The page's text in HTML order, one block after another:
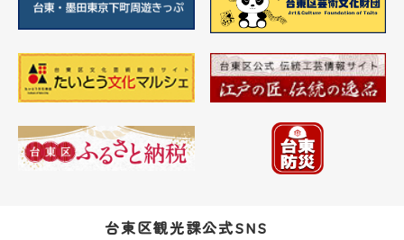
台東区観光課公式SNS